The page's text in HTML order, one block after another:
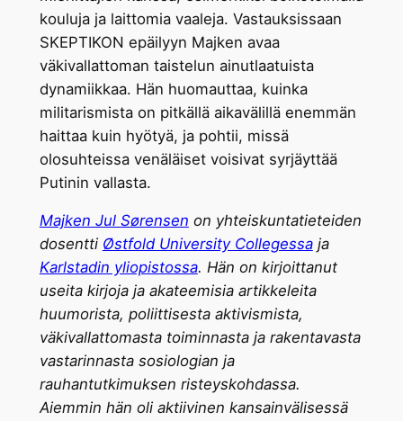
kouluja ja laittomia vaaleja. Vastauksissaan
SKEPTIKON epäilyyn Majken avaa
väkivallattoman taistelun ainutlaatuista
dynamiikkaa. Hän huomauttaa, kuinka
militarismista on pitkällä aikavälillä enemmän
haittaa kuin hyötyä, ja pohtii, missä
olosuhteissa venäläiset voisivat syrjäyttää
Putinin vallasta.
Majken Jul Sørensen on yhteiskuntatieteiden
dosentti Østfold University Collegessaja
Karlstadin yliopistossa. Hän on kirjoittanut
useita kirjoja ja akateemisia artikkeleita
huumorista, poliittisesta aktivismista,
väkivallattomasta toiminnasta ja rakentavasta
vastarinnasta sosiologian ja
rauhantutkimuksen risteyskohdassa.
Aiemmin hän oli aktiivinen kansainvälisessä